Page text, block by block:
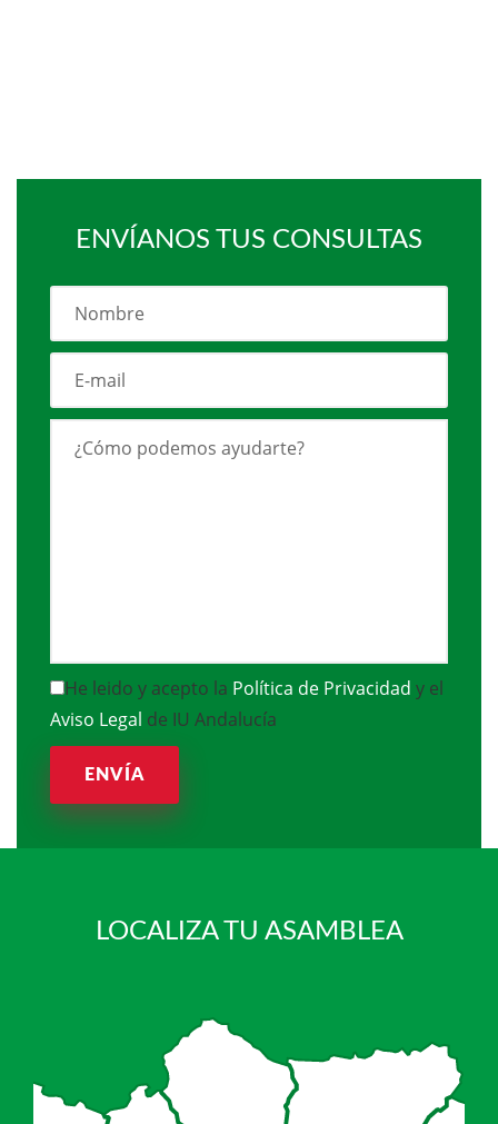
ENVÍANOS TUS CONSULTAS
He leido y acepto la Política de Privacidad y el
Aviso Legal de IU Andalucía
ENVÍA
LOCALIZA TU ASAMBLEA